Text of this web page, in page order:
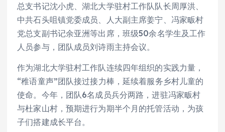
总支书记沈小虎、湖北大学驻村工作队队长周厚洪、
中共石头咀镇党委成员、人大副主席姜宁、冯家畈村
党总支副书记余亚洲等出席，班级50余名学生及工作
人员参与，团队成员刘诗雨主持会议。​
作为湖北大学驻村工作队连续四年组织的实践力量，
“稚语童声”团队接过接力棒，延续着服务乡村儿童的
使命。今年，团队6名成员兵分两路，进驻冯家畈村
与杜家山村，预期进行为期半个月的托管活动，为孩
子们搭建成长平台。